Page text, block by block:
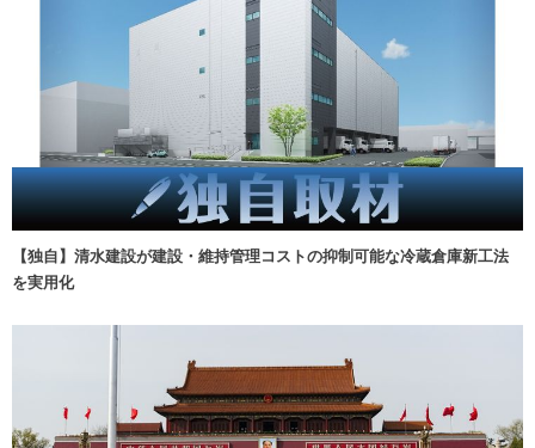
【独自】清水建設が建設・維持管理コストの抑制可能な冷蔵倉庫新工法
を実用化